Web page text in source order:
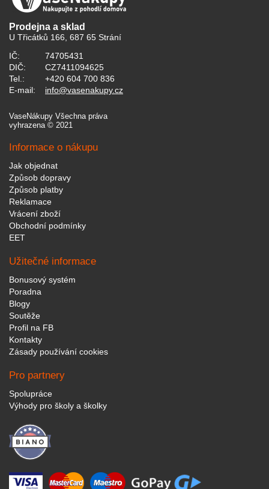
Prodejna a sklad
U Třicátků 166, 687 65 Strání
IČ:
74705431
DIČ:
CZ7411094625
Tel.:
+420 604 700 836
E-mail:
info@vasenakupy.cz
VaseNákupy Všechna práva
vyhrazena © 2021
Informace o nákupu
Jak objednat
Způsob dopravy
Způsob platby
Reklamace
Vrácení zboží
Obchodní podmínky
EET
Užitečné informace
Bonusový systém
Poradna
Blogy
Soutěže
Profil na FB
Kontakty
Zásady používání cookies
Pro partnery
Spolupráce
Výhody pro školy a školky